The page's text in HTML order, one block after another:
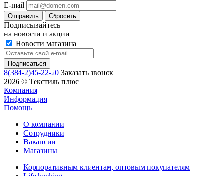
E-mail
Сбросить
Подписывайтесь
на новости и акции
Новости магазина
8(384-2)45-22-20 Заказать звонок
2026 © Текстиль плюс
Компания
Информация
Помощь
О компании
Сотрудники
Вакансии
Магазины
Корпоративным клиентам, оптовым покупателям